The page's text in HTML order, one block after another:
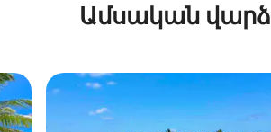
Ամսական